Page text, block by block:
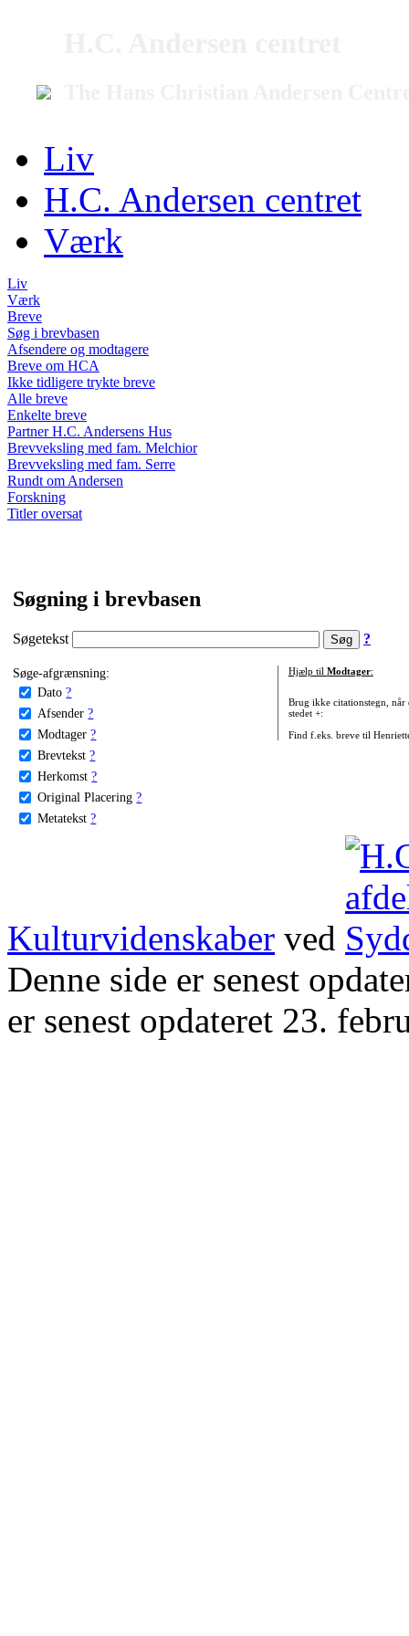
Liv
H.C. Andersen centret
Værk
Liv
Værk
Breve
Søg i brevbasen
Afsendere og modtagere
Breve om HCA
Ikke tidligere trykte breve
Alle breve
Enkelte breve
Partner H.C. Andersens Hus
Brevveksling med fam. Melchior
Brevveksling med fam. Serre
Rundt om Andersen
Forskning
Titler oversat
Søgning i brevbasen
Søgetekst ?
Søge-afgrænsning:
Dato ?
Afsender ?
Modtager ?
Brevtekst ?
Herkomst ?
Original Placering ?
Metatekst ?
Hjælp til Modtager:
Brug ikke citationstegn, når
stedet +:
Find f.eks. breve til
Kulturvidenskaber ved
Denne side er senest
er senest opdateret 23.